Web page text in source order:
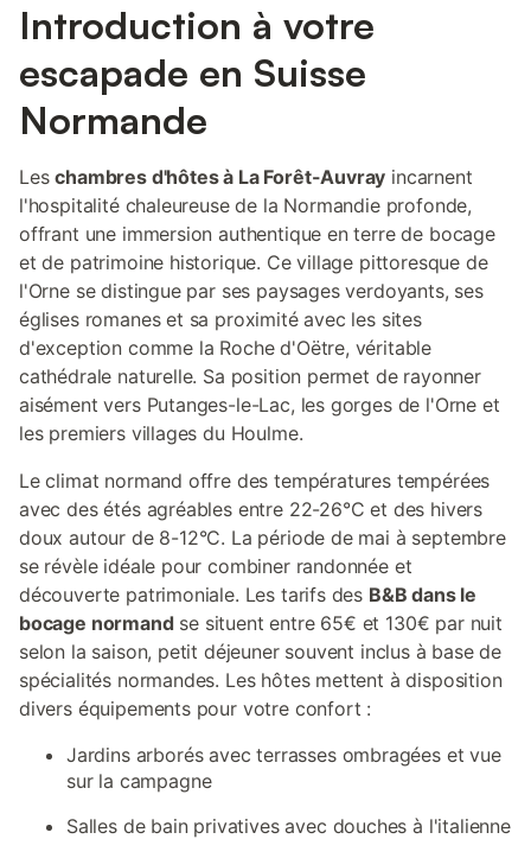
Introduction à votre
escapade en Suisse
Normande
Leschambres d'hôtes à La Forêt-Auvray incarnent
l'hospitalité chaleureuse de la Normandie profonde,
offrant une immersion authentique en terre de bocage
et de patrimoine historique. Ce village pittoresque de
l'Orne se distingue par ses paysages verdoyants, ses
églises romanes et sa proximité avec les sites
d'exception comme la Roche d'Oëtre, véritable
cathédrale naturelle. Sa position permet de rayonner
aisément vers Putanges-le-Lac, les gorges de l'Orne et
les premiers villages du Houlme.
Le climat normand offre des températures tempérées
avec des étés agréables entre 22-26°C et des hivers
doux autour de 8-12°C. La période de mai à septembre
se révèle idéale pour combiner randonnée et
découverte patrimoniale. Les tarifs des B&B dans le
bocage normandse situent entre 65€ et 130€ par nuit
selon la saison, petit déjeuner souvent inclus à base de
spécialités normandes. Les hôtes mettent à disposition
divers équipements pour votre confort :
Jardins arborés avec terrasses ombragées et vue
sur la campagne
Salles de bain privatives avec douches à l'italienne